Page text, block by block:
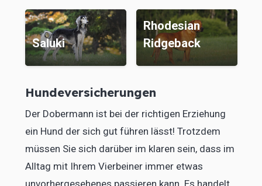
Saluki
Rhodesian
Ridgeback
Hundeversicherungen
Der Dobermann ist bei der richtigen Erziehung
ein Hund der sich gut führen lässt! Trotzdem
müssen Sie sich darüber im klaren sein, dass im
Alltag mit Ihrem Vierbeiner immer etwas
unvorhergesehenes passieren kann. Es handelt